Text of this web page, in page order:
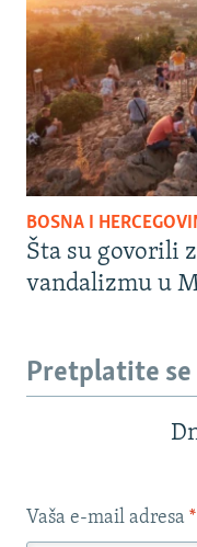
BOSNA I
Šta su govorili
vandalizmu u
Pretplatite
Vaša e-mail adresa *